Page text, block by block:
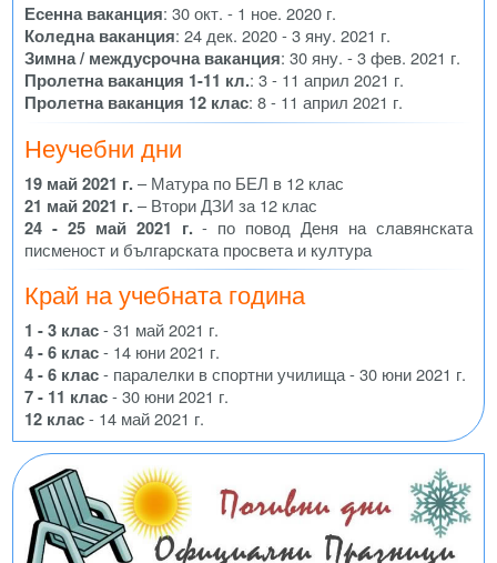
Есенна ваканция: 30 окт. - 1 ное. 2020 г.
Коледна ваканция: 24 дек. 2020 - 3 яну. 2021 г.
Зимна / междусрочна ваканция: 30 яну. - 3 фев. 2021 г.
Пролетна ваканция 1-11 кл.: 3 - 11 април 2021 г.
Пролетна ваканция 12 клас: 8 - 11 април 2021 г.
Неучебни дни
19 май 2021 г.– Матура по БЕЛ в 12 клас
21 май 2021 г.– Втори ДЗИ за 12 клас
24 - 25 май 2021 г.- по повод Деня на славянската
писменост и българската просвета и култура
Край на учебната година
1 - 3 клас- 31 май 2021 г.
4 - 6 клас- 14 юни 2021 г.
4 - 6 клас- паралелки в спортни училища - 30 юни 2021 г.
7 - 11 клас- 30 юни 2021 г.
12 клас- 14 май 2021 г.